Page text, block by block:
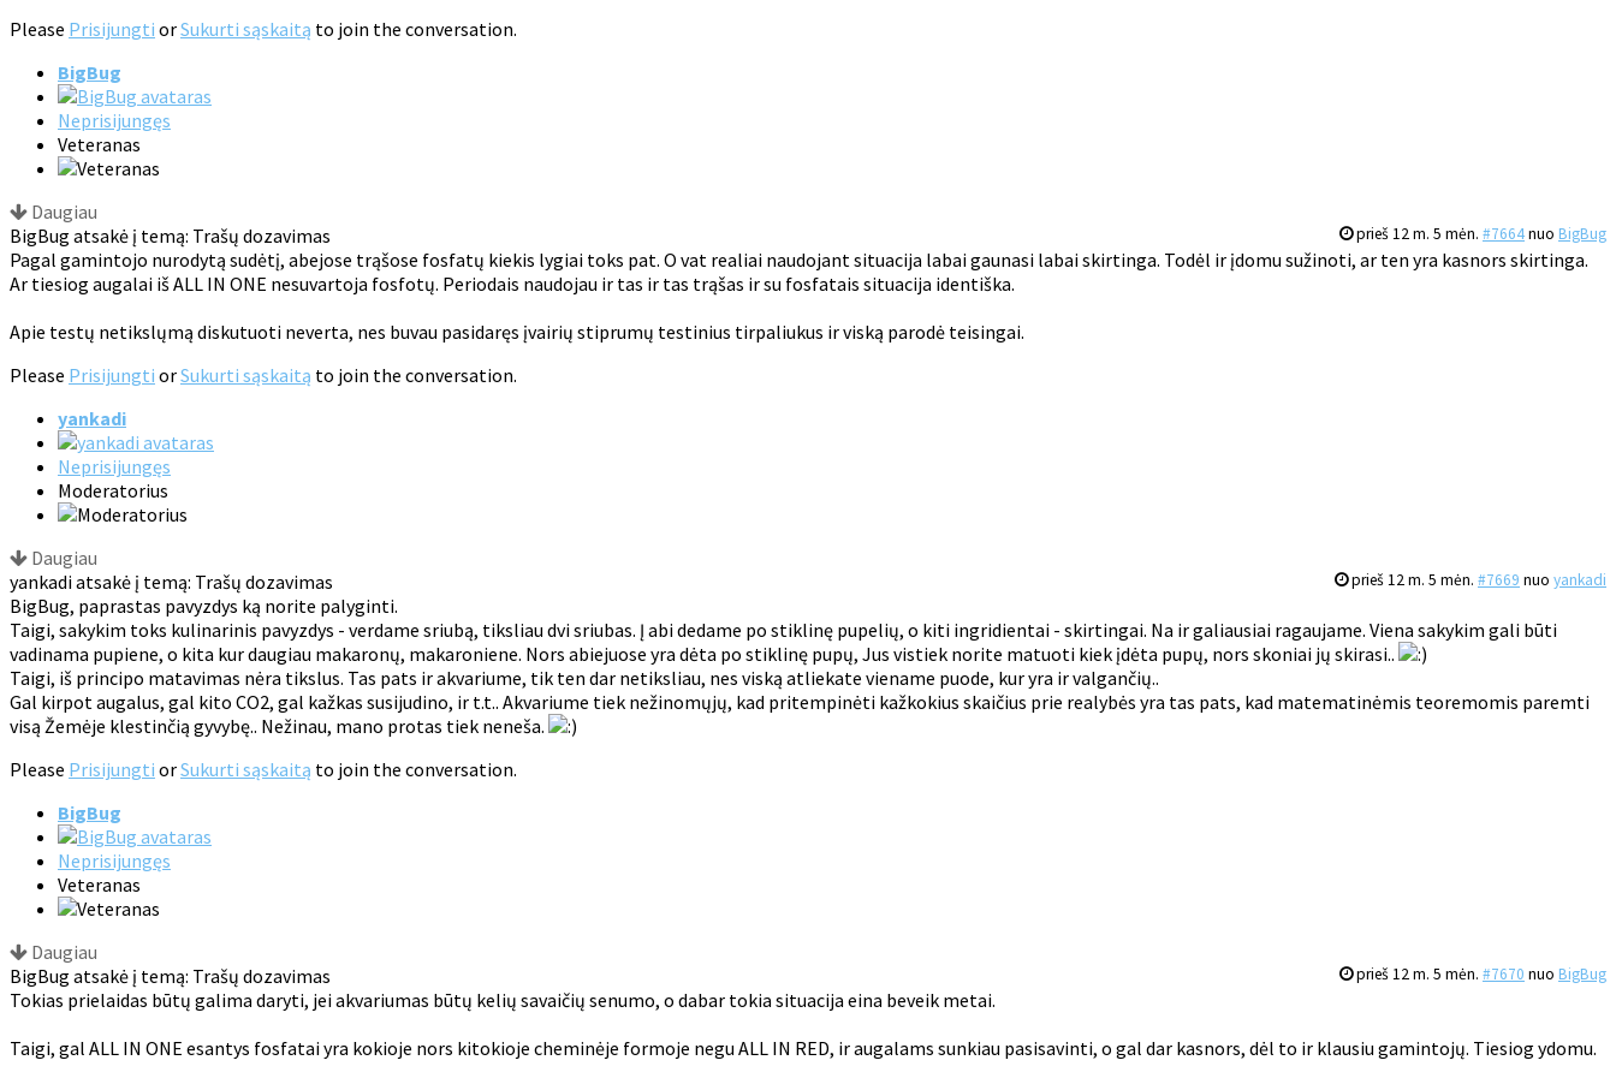
Please Prisijungti orSukurti sąskaitą to join the conversation.
BigBug
Neprisijungęs
Veteranas
Daugiau
prieš 12 m. 5 mėn. #7664nuo BigBug
BigBug atsakė į temą: Trašų dozavimas
Pagal gamintojo nurodytą sudėtį, abejose trąšose fosfatų kiekis lygiai toks pat. O vat realiai naudojant situacija labai gaunasi labai skirtinga. Todėl ir įdomu sužinoti, ar ten yra kasnors skirtinga.
Ar tiesiog augalai iš ALL IN ONE nesuvartoja fosfotų. Periodais naudojau ir tas ir tas trąšas ir su fosfatais situacija identiška.
Apie testų netikslųmą diskutuoti neverta, nes buvau pasidaręs įvairių stiprumų testinius tirpaliukus ir viską parodė teisingai.
Please Prisijungti orSukurti sąskaitą to join the conversation.
yankadi
Neprisijungęs
Moderatorius
Daugiau
prieš 12 m. 5 mėn. #7669 nuo yankadi
yankadi atsakė į temą: Trašų dozavimas
BigBug, paprastas pavyzdys ką norite palyginti.
Taigi, sakykim toks kulinarinis pavyzdys - verdame sriubą, tiksliau dvi sriubas. Į abi dedame po stiklinę pupelių, o kiti ingridientai - skirtingai. Na ir galiausiai ragaujame. Viena sakykim gali būti
vadinama pupiene, o kita kur daugiau makaronų, makaroniene. Nors abiejuose yra dėta po stiklinę pupų, Jus vistiek norite matuoti kiek įdėta pupų, nors skoniai jų skirasi..
Taigi, iš principo matavimas nėra tikslus. Tas pats ir akvariume, tik ten dar netiksliau, nes viską atliekate viename puode, kur yra ir valgančių..
Gal kirpot augalus, gal kito CO2, gal kažkas susijudino, ir t.t.. Akvariume tiek nežinomųjų, kad pritempinėti kažkokius skaičius prie realybės yra tas pats, kad matematinėmis teoremomis paremti
visą Žemėje klestinčią gyvybę.. Nežinau, mano protas tiek neneša.
Please Prisijungti orSukurti sąskaitą to join the conversation.
BigBug
Neprisijungęs
Veteranas
Daugiau
prieš 12 m. 5 mėn. #7670 nuo BigBug
BigBug atsakė į temą: Trašų dozavimas
Tokias prielaidas būtų galima daryti, jei akvariumas būtų kelių savaičių senumo, o dabar tokia situacija eina beveik metai.
Taigi, gal ALL IN ONE esantys fosfatai yra kokioje nors kitokioje cheminėje formoje negu ALL IN RED, ir augalams sunkiau pasisavinti, o gal dar kasnors, dėl to ir klausiu gamintojų. Tiesiog ydomu.